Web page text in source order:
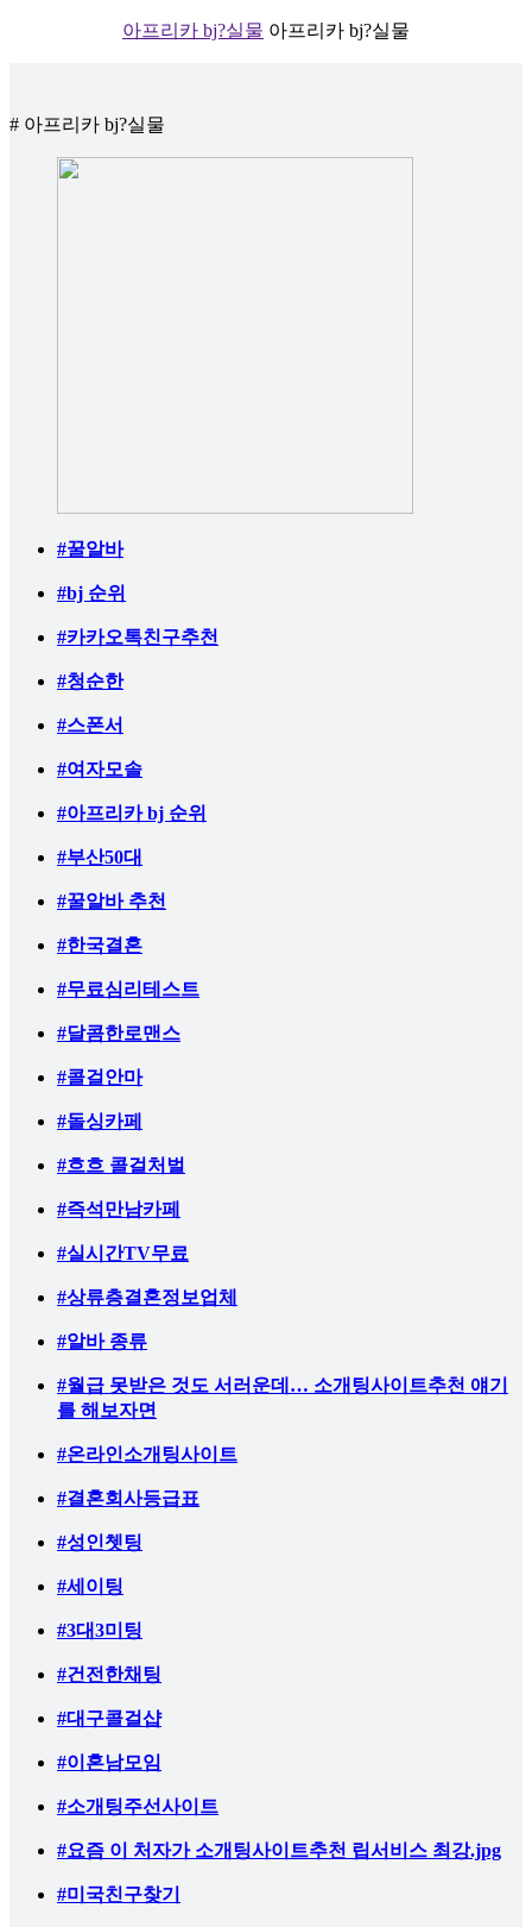
아프리카 bj?실물 아프리카 bj?실물
# 아프리카 bj?실물
#꿀알바
#bj 순위
#카카오톡친구추천
#청순한
#스폰서
#여자모솔
#아프리카 bj 순위
#부산50대
#꿀알바 추천
#한국결혼
#무료심리테스트
#달콤한로맨스
#콜걸안마
#돌싱카페
#흐흐 콜걸처벌
#즉석만남카페
#실시간TV무료
#상류층결혼정보업체
#알바 종류
#월급 못받은 것도 서러운데… 소개팅사이트추천 얘기
를 해보자면
#온라인소개팅사이트
#결혼회사등급표
#성인쳇팅
#세이팅
#3대3미팅
#건전한채팅
#대구콜걸샵
#이혼남모임
#소개팅주선사이트
#요즘 이 처자가 소개팅사이트추천 립서비스 최강.jpg
#미국친구찾기